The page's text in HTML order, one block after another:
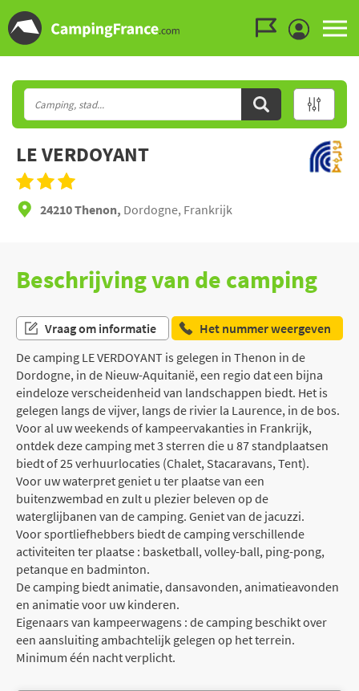
LE VERDOYANT
24210 Thenon, Dordogne, Frankrijk
Beschrijving van de camping
Vraag om informatie
Het nummer weergeven
De camping LE VERDOYANT is gelegen in Thenon in de
Dordogne, in de Nieuw-Aquitanië, een regio dat een bijna
eindeloze verscheidenheid van landschappen biedt. Het is
gelegen langs de vijver, langs de rivier la Laurence, in de bos.
Voor al uw weekends of kampeervakanties in Frankrijk,
ontdek deze camping met 3 sterren die u 87 standplaatsen
biedt of 25 verhuurlocaties (Chalet, Stacaravans, Tent).
Voor uw waterpret geniet u ter plaatse van een
buitenzwembad en zult u plezier beleven op de
waterglijbanen van de camping. Geniet van de jacuzzi.
Voor sportliefhebbers biedt de camping verschillende
activiteiten ter plaatse : basketball, volley-ball, ping-pong,
petanque en badminton.
De camping biedt animatie, dansavonden, animatieavonden
en animatie voor uw kinderen.
Eigenaars van kampeerwagens : de camping beschikt over
een aansluiting ambachtelijk gelegen op het terrein.
Minimum één nacht verplicht.